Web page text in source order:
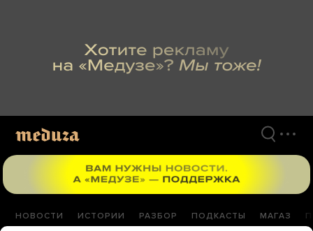
НОВОСТИ ИСТОРИИ РАЗБОР ПОДКАСТЫ МАГАЗ